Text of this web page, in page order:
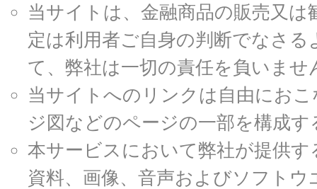
当サイトは、金融商品の販売又
定は利用者ご自身の判断でなさ
て、弊社は一切の責任を負いませ
当サイトへのリンクは自由にお
ジ図などのページの一部を構成
本サービスにおいて弊社が提供
資料、画像、音声およびソフト